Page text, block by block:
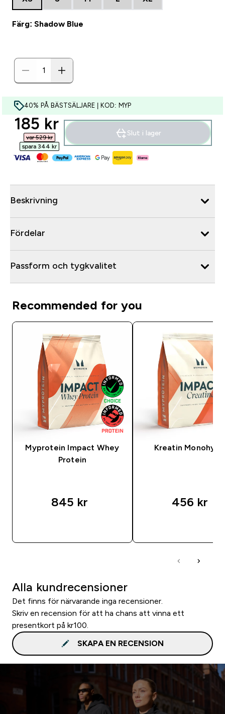
Färg: Shadow Blue
40% PÅ BÄSTSÄLJARE | KOD: MYP
discounted price
185 kr‎
var 529 kr‎
spara 344 kr‎
Slut i lager
Beskrivning
Fördelar
Passform och tygkvalitet
Recommended for you
Myprotein Impact Whey
Protein
845 kr‎
Kreatin
456 kr‎
Alla kundrecensioner
Det finns för närvarande inga recensioner.
Skriv en recension för att ha chans att vinna ett
presentkort på kr100.
SKAPA EN RECENSION